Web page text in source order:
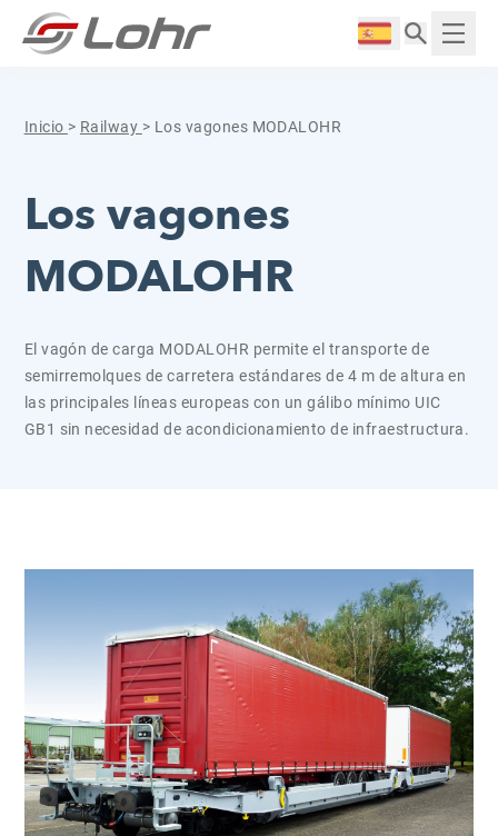
Saltar al contenido
Langue :
Inicio > Railway > Los vagones MODALOHR
Los vagones
MODALOHR
El vagón de carga MODALOHR permite el transporte de
semirremolques de carretera estándares de 4 m de altura en
las principales líneas europeas con un gálibo mínimo UIC
GB1 sin necesidad de acondicionamiento de infraestructura.
Panel de gestión de cookies